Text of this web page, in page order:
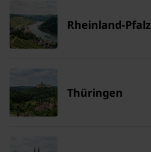
Rheinland-Pfalz
Thüringen